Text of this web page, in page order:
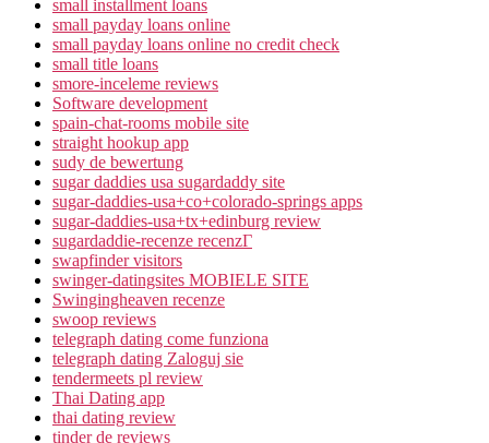
small installment loans
small payday loans online
small payday loans online no credit check
small title loans
smore-inceleme reviews
Software development
spain-chat-rooms mobile site
straight hookup app
sudy de bewertung
sugar daddies usa sugardaddy site
sugar-daddies-usa+co+colorado-springs apps
sugar-daddies-usa+tx+edinburg review
sugardaddie-recenze recenzГ­
swapfinder visitors
swinger-datingsites MOBIELE SITE
Swingingheaven recenze
swoop reviews
telegraph dating come funziona
telegraph dating Zaloguj sie
tendermeets pl review
Thai Dating app
thai dating review
tinder de reviews